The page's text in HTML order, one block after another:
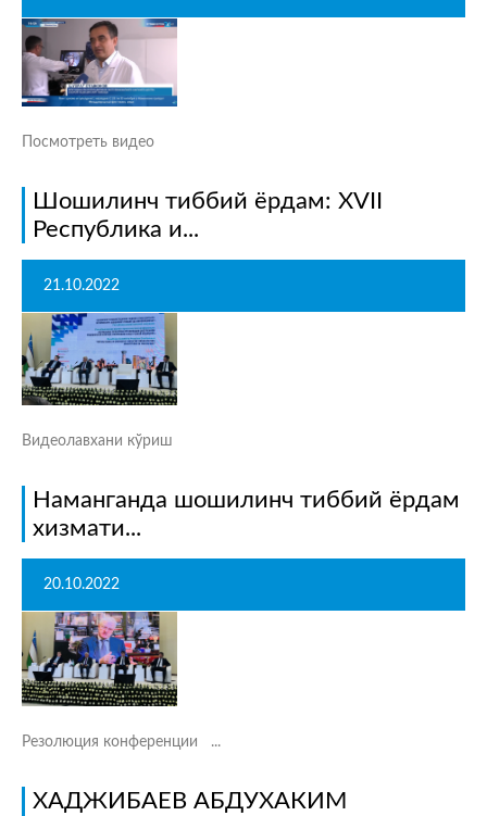
Посмотреть видео
Шошилинч тиббий ёрдам: XVII
Республика и...
21.10.2022
Видеолавхани кўриш
Наманганда шошилинч тиббий ёрдам
хизмати...
20.10.2022
Резолюция конференции ...
ХАДЖИБАЕВ АБДУХАКИМ